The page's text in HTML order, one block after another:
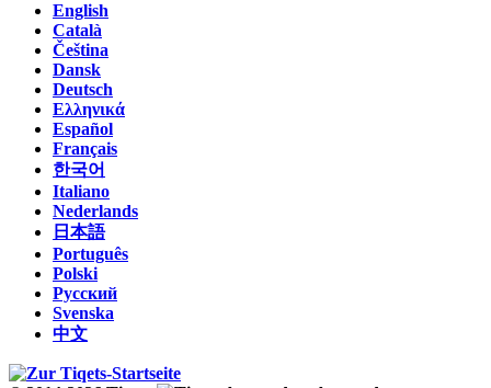
English
Català
Čeština
Dansk
Deutsch
Ελληνικά
Español
Français
한국어
Italiano
Nederlands
日本語
Português
Polski
Русский
Svenska
中文